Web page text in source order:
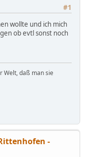
#1
wollte und ich mich
ob evtl sonst noch
Welt, daß man sie
-